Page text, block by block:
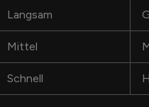
Langsam
Mittel
Schnell